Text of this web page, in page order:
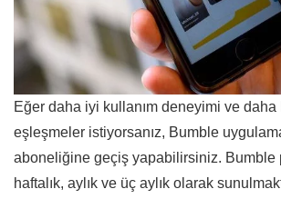
Eğer daha iyi kullanım deneyimi ve daha
eşleşmeler istiyorsanız, Bumble
aboneliğine geçiş yapabilirsiniz. Bumble
haftalık, aylık ve üç aylık olarak